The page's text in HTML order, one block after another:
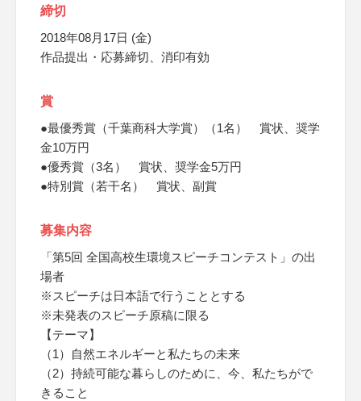
締切
2018年08月17日 (金)
作品提出・応募締切、消印有効
賞
●最優秀賞（千葉商科大学賞）（1名） 賞状、奨学
金10万円
●優秀賞（3名） 賞状、奨学金5万円
●特別賞（若干名） 賞状、副賞
募集内容
「第5回 全国高校生環境スピーチコンテスト」の出
場者
※スピーチは日本語で行うこととする
※未発表のスピーチ原稿に限る
【テーマ】
（1）自然エネルギーと私たちの未来
（2）持続可能な暮らしのために、今、私たちがで
きること